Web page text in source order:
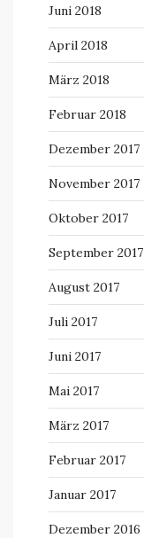
Juni 2018
April 2018
März 2018
Februar 2018
Dezember 2017
November 2017
Oktober 2017
September 2017
August 2017
Juli 2017
Juni 2017
Mai 2017
März 2017
Februar 2017
Januar 2017
Dezember 2016